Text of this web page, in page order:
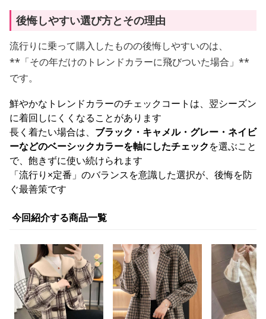
後悔しやすい選び方とその理由
流行りに乗って購入したものの後悔しやすいのは、
**「その年だけのトレンドカラーに飛びついた場合」**
です。
鮮やかなトレンドカラーのチェックコートは、翌シーズン
に着回しにくくなることがあります
長く着たい場合は、 ブラック・キャメル・グレー・ネイビ
ーなどのベーシックカラーを軸にしたチェックを選ぶこと
で、飽きずに使い続けられます
「流行り×定番」のバランスを意識した選択が、後悔を防
ぐ最善策です
今回紹介する商品一覧